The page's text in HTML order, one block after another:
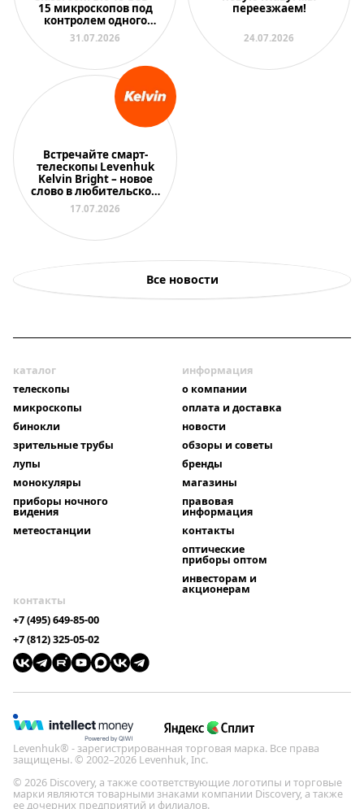
15 микроскопов под
контролем одного
преподавателя
31.07.2026
переезжаем!
24.07.2026
Встречайте смарт-
телескопы Levenhuk
Kelvin Bright – новое
слово в любительской
астрономии
17.07.2026
Все новости
каталог
телескопы
микроскопы
бинокли
зрительные трубы
лупы
монокуляры
приборы ночного
видения
метеостанции
информация
о компании
оплата и доставка
новости
обзоры и советы
бренды
магазины
правовая
информация
контакты
оптические
приборы оптом
инвесторам и
акционерам
контакты
+7 (495) 649-85-00
+7 (812) 325-05-02
Levenhuk® - зарегистрированная торговая марка. Все права
защищены. © 2002–2026 Levenhuk, Inc.
© 2026 Discovery, а также соответствующие логотипы и торговые
марки являются товарными знаками компании Discovery, а также
ее дочерних предприятий и филиалов.